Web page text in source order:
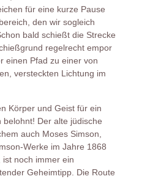
für eine kurze Pause
den wir sogleich
bald schießt die Strecke
regelrecht empor
einen Pfad zu einer von
versteckten Lichtung im
Körper und Geist für ein
belohnt! Der alte jüdische
auch Moses Simson,
Werke im Jahre 1868
noch immer ein
Geheimtipp. Die Route